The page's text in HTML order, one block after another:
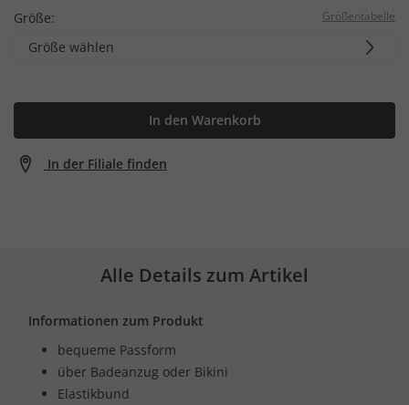
Größe: Größentabelle
Größe wählen
In den Warenkorb
In der Filiale finden
Alle Details zum Artikel
Informationen zum Produkt
bequeme Passform
über Badeanzug oder Bikini
Elastikbund